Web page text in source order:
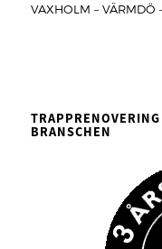
VAXHOLM –
BRANSCHEN